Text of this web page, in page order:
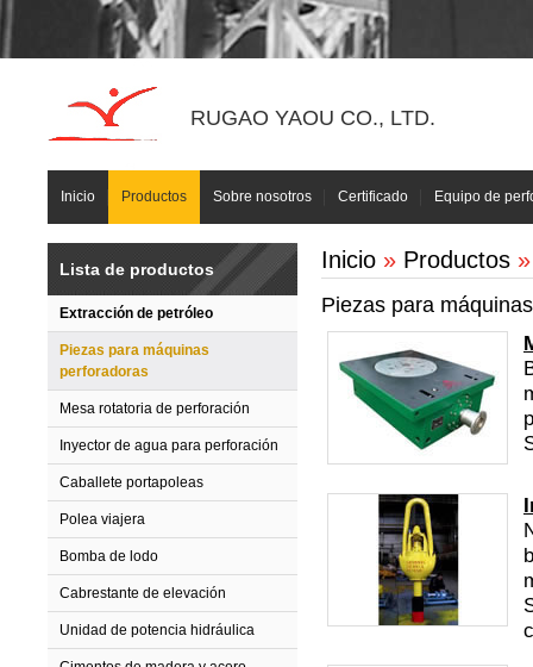
RUGAO YAOU CO., LTD.
Inicio Productos Sobre nosotros Certificado Equipo de
Lista de productos
Extracción de petróleo
Piezas para máquinas
perforadoras
Mesa rotatoria de perforación
Inyector de agua para perforación
Caballete portapoleas
Polea viajera
Bomba de lodo
Cabrestante de elevación
Unidad de potencia hidráulica
Inicio » Productos
Piezas para